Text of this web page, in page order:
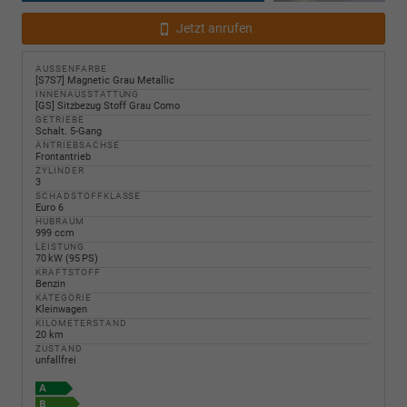
Jetzt anrufen
AUSSENFARBE
[S7S7] Magnetic Grau Metallic
INNENAUSSTATTUNG
[GS] Sitzbezug Stoff Grau Como
GETRIEBE
Schalt. 5-Gang
ANTRIEBSACHSE
Frontantrieb
ZYLINDER
3
SCHADSTOFFKLASSE
Euro 6
HUBRAUM
999 ccm
LEISTUNG
70 kW (95 PS)
KRAFTSTOFF
Benzin
KATEGORIE
Kleinwagen
KILOMETERSTAND
20 km
ZUSTAND
unfallfrei